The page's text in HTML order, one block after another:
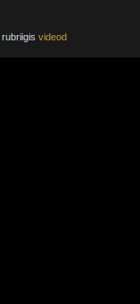
rubriigis videod